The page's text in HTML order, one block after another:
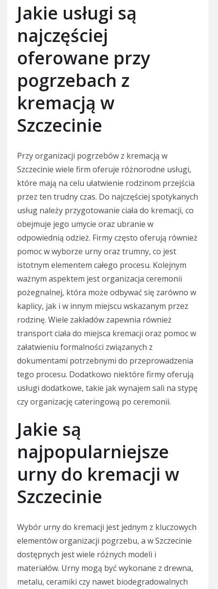
Jakie usługi są
najczęściej
oferowane przy
pogrzebach z
kremacją w
Szczecinie
Przy organizacji pogrzebów z kremacją w
Szczecinie wiele firm oferuje różnorodne usługi,
które mają na celu ułatwienie rodzinom przejścia
przez ten trudny czas. Do najczęściej spotykanych
usług należy przygotowanie ciała do kremacji, co
obejmuje jego umycie oraz ubranie w
odpowiednią odzież. Firmy często oferują również
pomoc w wyborze urny oraz trumny, co jest
istotnym elementem całego procesu. Kolejnym
ważnym aspektem jest organizacja ceremonii
pożegnalnej, która może odbywać się zarówno w
kaplicy, jak i w innym miejscu wskazanym przez
rodzinę. Wiele zakładów zapewnia również
transport ciała do miejsca kremacji oraz pomoc w
załatwieniu formalności związanych z
dokumentami potrzebnymi do przeprowadzenia
tego procesu. Dodatkowo niektóre firmy oferują
usługi dodatkowe, takie jak wynajem sali na stypę
czy organizację cateringową po ceremonii.
Jakie są
najpopularniejsze
urny do kremacji w
Szczecinie
Wybór urny do kremacji jest jednym z kluczowych
elementów organizacji pogrzebu, a w Szczecinie
dostępnych jest wiele różnych modeli i
materiałów. Urny mogą być wykonane z drewna,
metalu, ceramiki czy nawet biodegradowalnych